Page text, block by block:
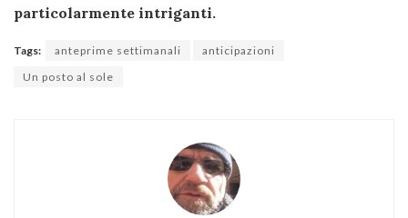
particolarmente intriganti.
Tags: anteprime settimanali
anticipazioni
Un posto al sole